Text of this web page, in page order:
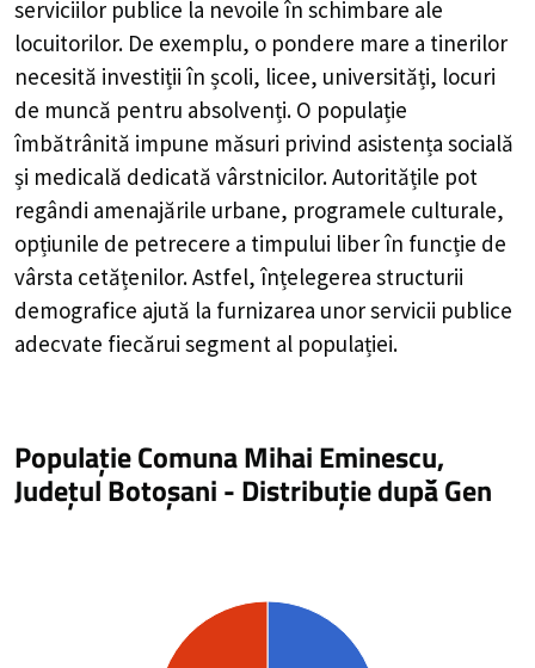
serviciilor publice la nevoile în schimbare ale
locuitorilor. De exemplu, o pondere mare a tinerilor
necesită investiții în școli, licee, universități, locuri
de muncă pentru absolvenți. O populație
îmbătrânită impune măsuri privind asistența socială
și medicală dedicată vârstnicilor. Autoritățile pot
regândi amenajările urbane, programele culturale,
opțiunile de petrecere a timpului liber în funcție de
vârsta cetățenilor. Astfel, înțelegerea structurii
demografice ajută la furnizarea unor servicii publice
adecvate fiecărui segment al populației.
Populație Comuna Mihai Eminescu,
Județul Botoșani-Distribuțiedupă Gen